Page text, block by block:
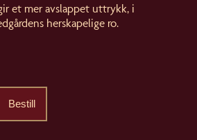
et mer avslappet uttrykk, i
herskapelige ro.
Bestill